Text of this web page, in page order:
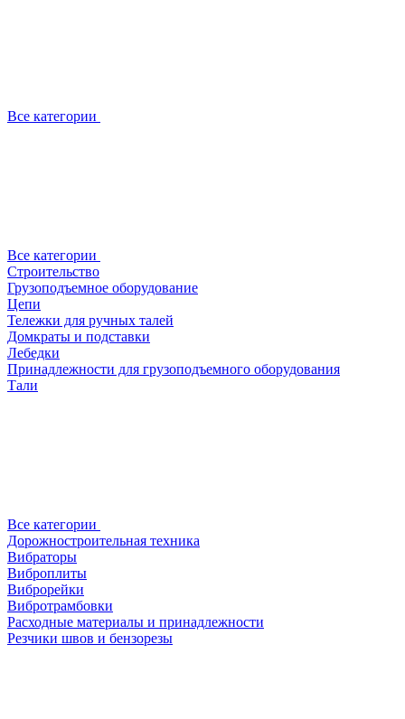
Все категории
Все категории
Строительство
Грузоподъемное оборудование
Цепи
Тележки для ручных талей
Домкраты и подставки
Лебедки
Принадлежности для грузоподъемного оборудования
Тали
Все категории
Дорожностроительная техника
Вибраторы
Виброплиты
Виброрейки
Вибротрамбовки
Расходные материалы и принадлежности
Резчики швов и бензорезы